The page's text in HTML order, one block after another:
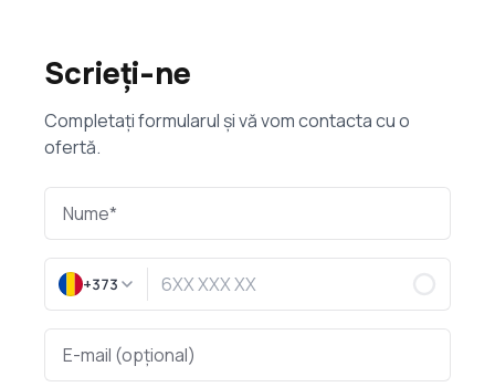
Scrieți-ne
Completați formularul și vă vom contacta cu o
ofertă.
+373